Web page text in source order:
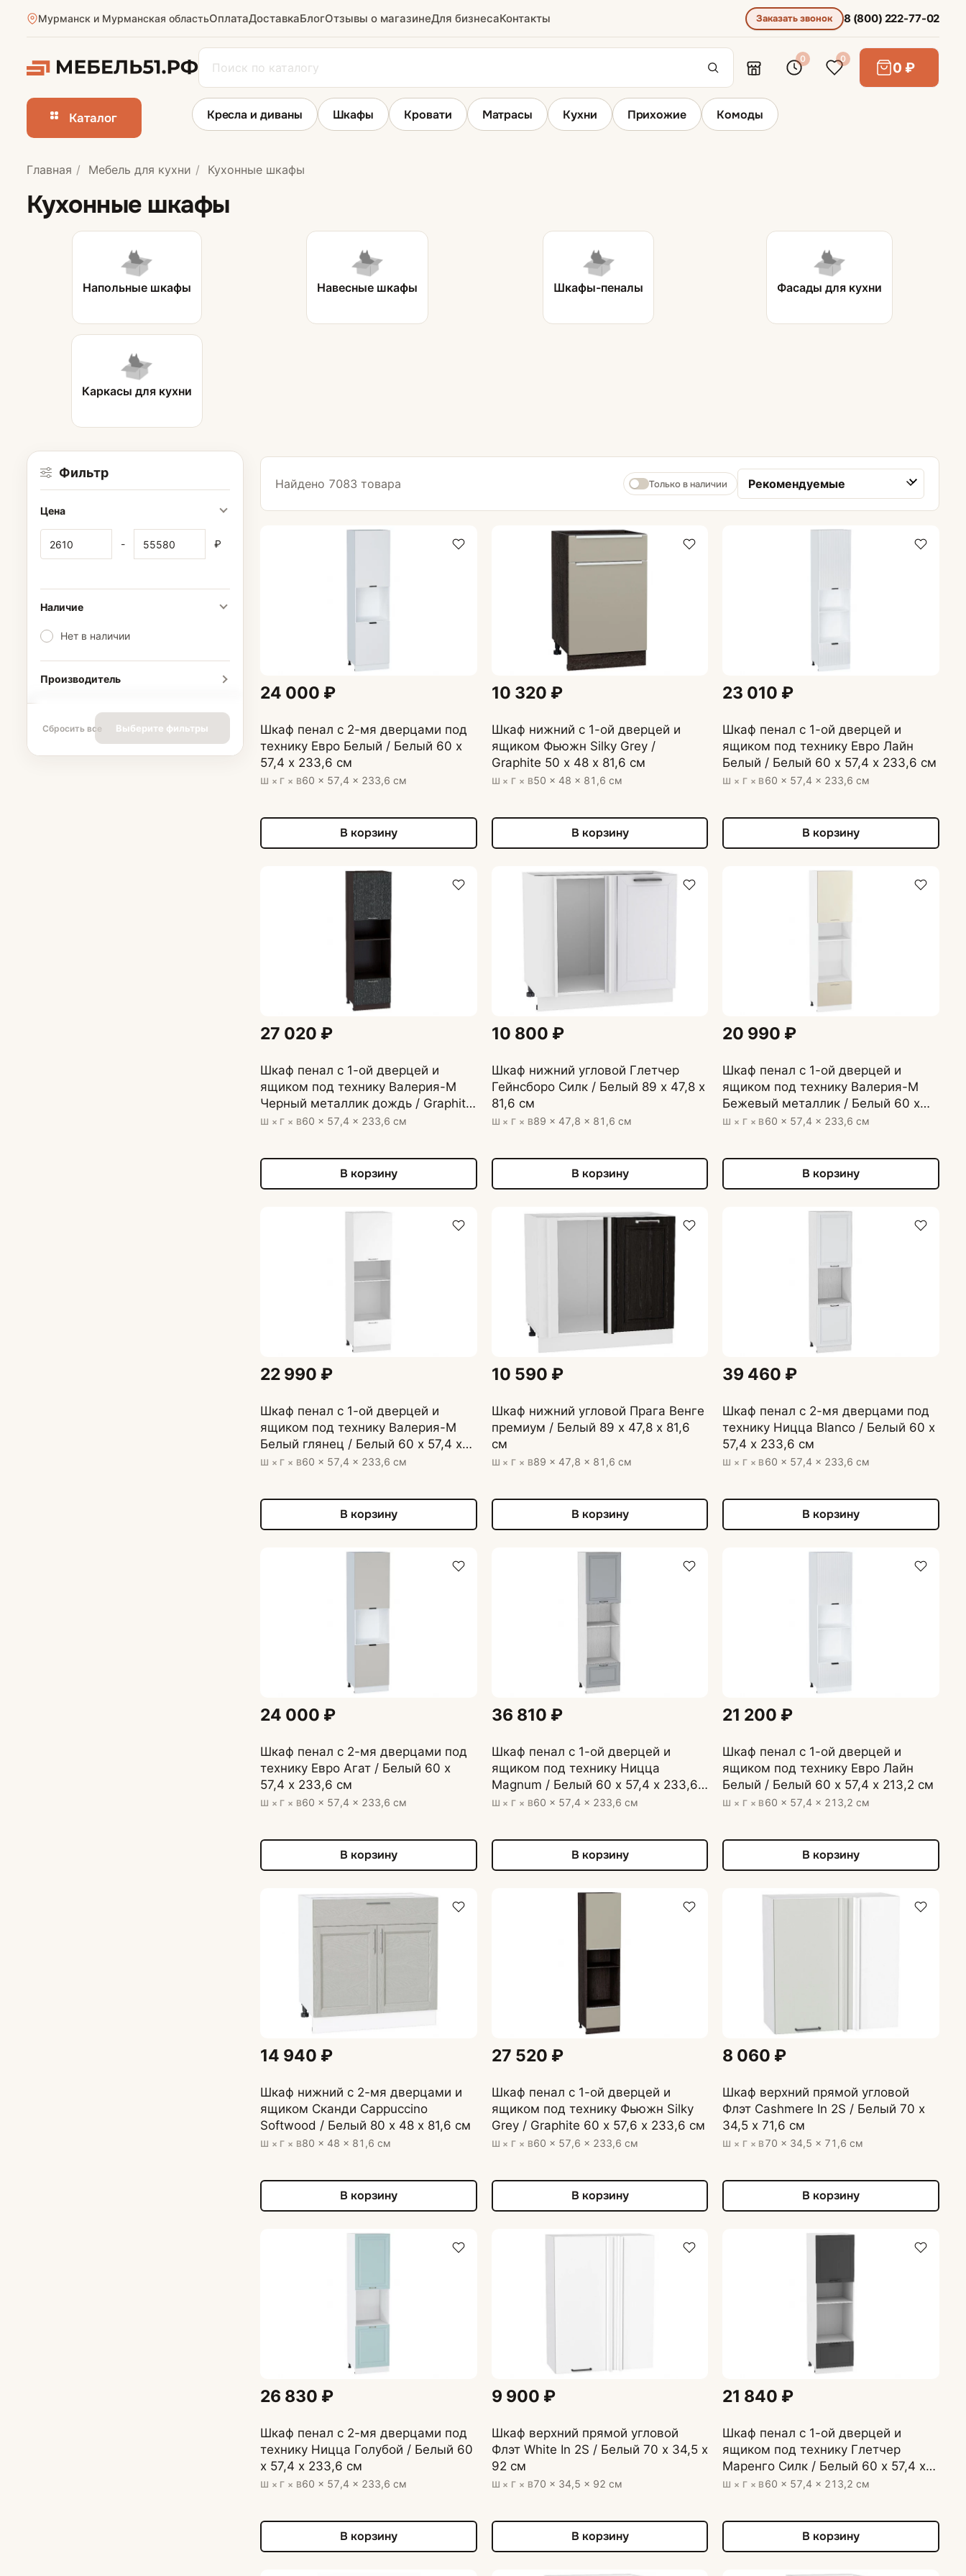
Мурманск и Мурманская областьОплатаДоставкаБлогОтзывы о магазинеДля бизнесаКонтакты Заказать звонок 8 (800) 222-77-02
0 0
0 ₽
Каталог
Кухонные столы Барные стулья
Стулья для кухни Кухонные уголки Кухонные шкафы
Комплектующие для кухни
Стеновые панели
Кухонные мойки
Кресла и диваны Шкафы Кровати Матрасы Кухни Прихожие Комоды
Главная Мебель для кухни Кухонные шкафы
Кухонные шкафы
Напольные шкафы Навесные шкафы Шкафы-пеналы Фасады для кухни
Каркасы для кухни
Фильтр
Цена
- ₽
Наличие
Нет в наличии
Производитель
Сбросить все Выберите фильтры
Найдено 7083 товара Только в наличии
Сортировка товаров
24 000 ₽
Шкаф пенал с 2-мя дверцами под
технику Евро Белый / Белый 60 х
57,4 х 233,6 см
Ш × Г × В60 × 57,4 × 233,6 см
В корзину
10 320 ₽
Шкаф нижний с 1-ой дверцей и
ящиком Фьюжн Silky Grey /
Graphite 50 х 48 х 81,6 см
Ш × Г × В50 × 48 × 81,6 см
В корзину
23 010 ₽
Шкаф пенал с 1-ой дверцей и
ящиком под технику Евро Лайн
Белый / Белый 60 х 57,4 х 233,6 см
Ш × Г × В60 × 57,4 × 233,6 см
В корзину
27 020 ₽
Шкаф пенал с 1-ой дверцей и
ящиком под технику Валерия-М
Черный металлик дождь / Graphite
60 х 57,4 х 233,6 см
Ш × Г × В60 × 57,4 × 233,6 см
В корзину
10 800 ₽
Шкаф нижний угловой Глетчер
Гейнсборо Силк / Белый 89 х 47,8 х
81,6 см
Ш × Г × В89 × 47,8 × 81,6 см
В корзину
20 990 ₽
Шкаф пенал с 1-ой дверцей и
ящиком под технику Валерия-М
Бежевый металлик / Белый 60 х
57,4 х 233,6 см
Ш × Г × В60 × 57,4 × 233,6 см
В корзину
22 990 ₽
Шкаф пенал с 1-ой дверцей и
ящиком под технику Валерия-М
Белый глянец / Белый 60 х 57,4 х
233,6 см
Ш × Г × В60 × 57,4 × 233,6 см
В корзину
10 590 ₽
Шкаф нижний угловой Прага Венге
премиум / Белый 89 х 47,8 х 81,6
см
Ш × Г × В89 × 47,8 × 81,6 см
В корзину
39 460 ₽
Шкаф пенал с 2-мя дверцами под
технику Ницца Blanco / Белый 60 х
57,4 х 233,6 см
Ш × Г × В60 × 57,4 × 233,6 см
В корзину
24 000 ₽
Шкаф пенал с 2-мя дверцами под
технику Евро Агат / Белый 60 х
57,4 х 233,6 см
Ш × Г × В60 × 57,4 × 233,6 см
В корзину
36 810 ₽
Шкаф пенал с 1-ой дверцей и
ящиком под технику Ницца
Magnum / Белый 60 х 57,4 х 233,6
см
Ш × Г × В60 × 57,4 × 233,6 см
В корзину
21 200 ₽
Шкаф пенал с 1-ой дверцей и
ящиком под технику Евро Лайн
Белый / Белый 60 х 57,4 х 213,2 см
Ш × Г × В60 × 57,4 × 213,2 см
В корзину
14 940 ₽
Шкаф нижний с 2-мя дверцами и
ящиком Сканди Cappuccino
Softwood / Белый 80 х 48 х 81,6 см
Ш × Г × В80 × 48 × 81,6 см
В корзину
27 520 ₽
Шкаф пенал с 1-ой дверцей и
ящиком под технику Фьюжн Silky
Grey / Graphite 60 х 57,6 х 233,6 см
Ш × Г × В60 × 57,6 × 233,6 см
В корзину
8 060 ₽
Шкаф верхний прямой угловой
Флэт Cashmere In 2S / Белый 70 х
34,5 х 71,6 см
Ш × Г × В70 × 34,5 × 71,6 см
В корзину
26 830 ₽
Шкаф пенал с 2-мя дверцами под
технику Ницца Голубой / Белый 60
х 57,4 х 233,6 см
Ш × Г × В60 × 57,4 × 233,6 см
В корзину
9 900 ₽
Шкаф верхний прямой угловой
Флэт White In 2S / Белый 70 х 34,5 х
92 см
Ш × Г × В70 × 34,5 × 92 см
В корзину
21 840 ₽
Шкаф пенал с 1-ой дверцей и
ящиком под технику Глетчер
Маренго Силк / Белый 60 х 57,4 х
213,2 см
Ш × Г × В60 × 57,4 × 213,2 см
В корзину